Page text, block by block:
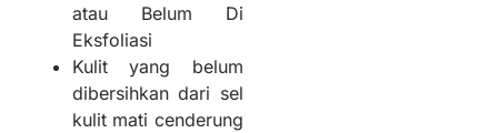
atau Belum Di
Eksfoliasi
Kulit yang belum
dibersihkan dari sel
kulit mati cenderung